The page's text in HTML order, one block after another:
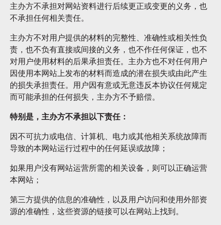
主办方不承担对网站资料进行后续更正或变更的义务，也
不承担任何相关责任。
主办方不对用户提供的材料的完整性、准确性或相关性负
责，也不负有直接或间接的义务，也不作任何保证，也不
对用户使用材料的后果承担责任。主办方也不对任何用户
因使用本网站上发布的材料而造成的潜在损失或由此产生
的损失承担责任。用户因有意或无意违反本协议任何规定
而可能承担的任何损失，主办方不予赔偿。
特别是，主办方不承担以下责任：
因不可抗力或电信、计算机、电力或其他相关系统故障而
导致的本网站运行过程中的任何延误或故障；
如果用户没有网站运营所需的相关设备，则可以正确运营
本网站；
第三方提供的信息的准确性，以及用户访问和使用外部资
源的准确性，这些资源的链接可以在网站上找到。